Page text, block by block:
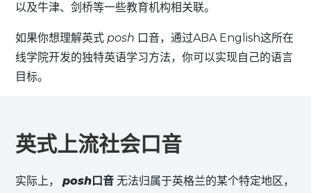
以及牛津、剑桥等一些教育机构相关联。
如果你想理解英式 posh 口音，通过ABA English这所在
线学院开发的独特英语学习方法，你可以实现自己的语言
目标。
英式上流社会口音
实际上， posh口音 无法归属于英格兰的某个特定地区，